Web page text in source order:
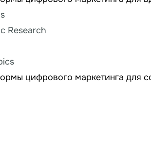
Research
цифрового маркетинга для